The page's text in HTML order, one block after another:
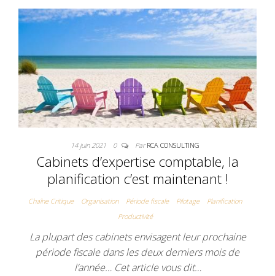
14 juin 2021 0 ParRCA CONSULTING
Cabinets d’expertise comptable, la
planification c’est maintenant !
Chaîne Critique Organisation Période fiscale Pilotage
Planification
Productivité
La plupart des cabinets envisagent leur prochaine
période fiscale dans les deux derniers mois de
l’année… Cet article vous dit…